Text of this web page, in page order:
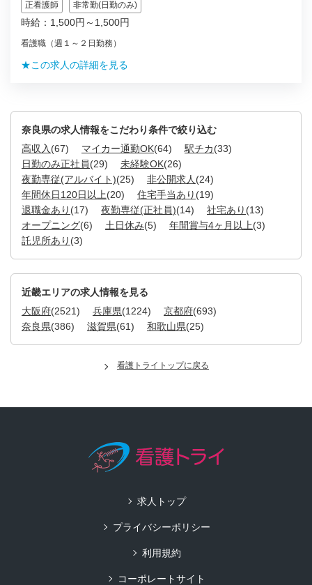
正看護師 非常勤(日勤のみ)
時給：1,500円～1,500円
看護職（週１～２日勤務）
★この求人の詳細を見る
奈良県の求人情報をこだわり条件で絞り込む
高収入 (67) マイカー通勤OK(64) 駅チカ(33)
日勤のみ正社員(29) 未経験OK(26)
夜勤専従(アルバイト)(25) 非公開求人 (24)
年間休日120日以上(20) 住宅手当あり (19)
退職金あり (17) 夜勤専従(正社員)(14) 社宅あり (13)
オープニング(6) 土日休み(5) 年間賞与4ヶ月以上(3)
託児所あり (3)
近畿エリアの求人情報を見る
大阪府(2521) 兵庫県(1224) 京都府(693)
奈良県(386) 滋賀県(61) 和歌山県(25)
看護トライトップに戻る
求人トップ
プライバシーポリシー
利用規約
コーポレートサイト